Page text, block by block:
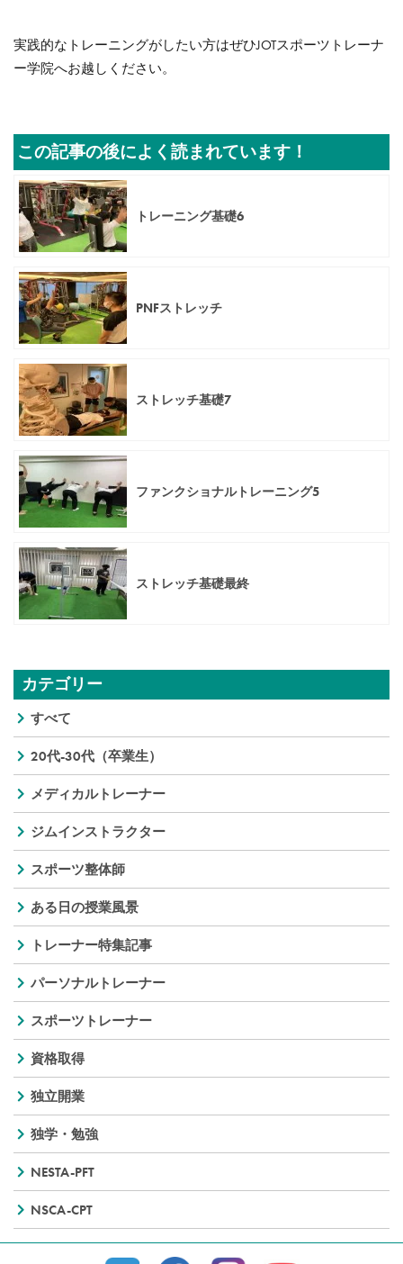
実践的なトレーニングがしたい方はぜひJOTスポーツトレーナ
ー学院へお越しください。
この記事の後によく読まれています！
トレーニング基礎6
PNFストレッチ
ストレッチ基礎7
ファンクショナルトレーニング5
ストレッチ基礎最終
カテゴリー
すべて
20代-30代（卒業生）
メディカルトレーナー
ジムインストラクター
スポーツ整体師
ある日の授業風景
トレーナー特集記事
パーソナルトレーナー
スポーツトレーナー
資格取得
独立開業
独学・勉強
NESTA-PFT
NSCA-CPT